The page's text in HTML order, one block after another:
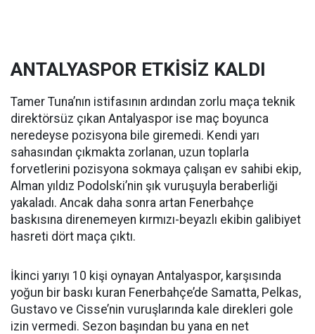
ANTALYASPOR ETKİSİZ KALDI
Tamer Tuna’nın istifasının ardından zorlu maça teknik
direktörsüz çıkan Antalyaspor ise maç boyunca
neredeyse pozisyona bile giremedi. Kendi yarı
sahasından çıkmakta zorlanan, uzun toplarla
forvetlerini pozisyona sokmaya çalışan ev sahibi ekip,
Alman yıldız Podolski’nin şık vuruşuyla beraberliği
yakaladı. Ancak daha sonra artan Fenerbahçe
baskısına direnemeyen kırmızı-beyazlı ekibin galibiyet
hasreti dört maça çıktı.
İkinci yarıyı 10 kişi oynayan Antalyaspor, karşısında
yoğun bir baskı kuran Fenerbahçe’de Samatta, Pelkas,
Gustavo ve Cisse’nin vuruşlarında kale direkleri gole
izin vermedi. Sezon başından bu yana en net